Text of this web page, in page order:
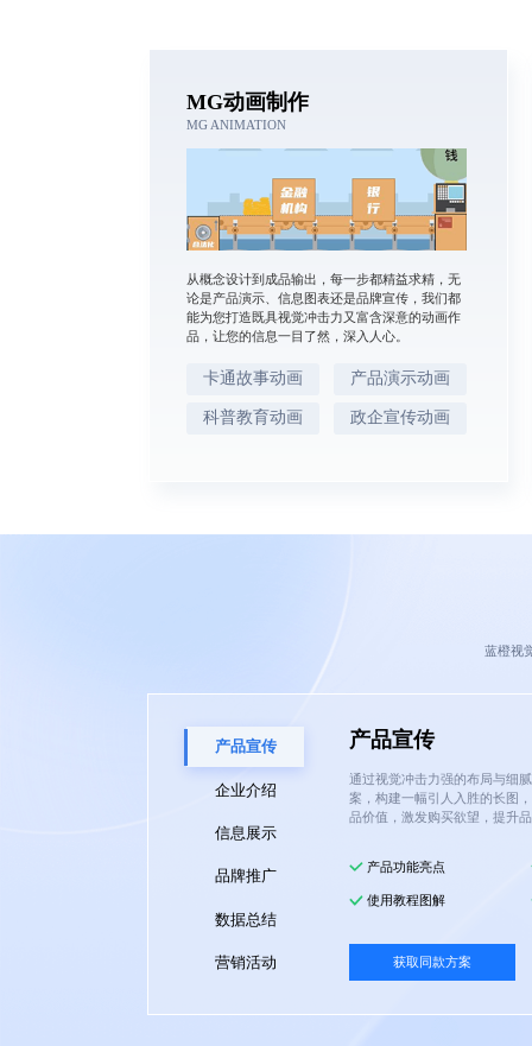
MG动画制作
MG ANIMATION
从概念设计到成品输出，每一步都精益求精，无
论是产品演示、信息图表还是品牌宣传，我们都
能为您打造既具视觉冲击力又富含深意的动画作
品，让您的信息一目了然，深入人心。
卡通故事动画 产品演示动画
科普教育动画 政企宣传动画
蓝橙视
产品宣传
企业介绍
信息展示
品牌推广
数据总结
营销活动
产品宣传
通过视觉冲击力强的布局与细
案，构建一幅引人入胜的长图
品价值，激发购买欲望，提升
产品功能亮点
使用教程图解
获取同款方案